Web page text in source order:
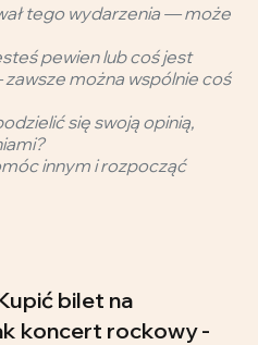
tego wydarzenia — może
pewien lub coś jest
można wspólnie coś
się swoją opinią,
innym i rozpocząć
bilet na
koncert rockowy -